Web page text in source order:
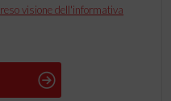
visione dell'informativa